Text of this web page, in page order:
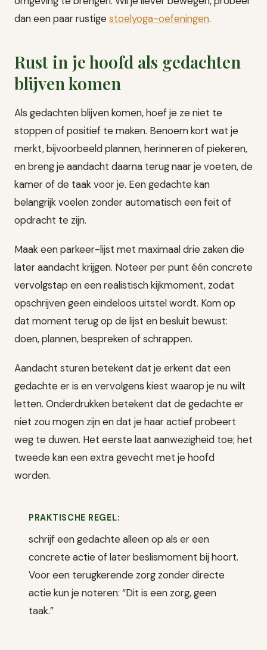
dan een paar rustigestoelyoga-oefeningen.
Rust in je hoofd als gedachten
blijven komen
Als gedachten blijven komen, hoef je ze niet te
stoppen of positief te maken. Benoem kort wat je
merkt, bijvoorbeeld plannen, herinneren of piekeren,
en breng je aandacht daarna terug naar je voeten, de
kamer of de taak voor je. Een gedachte kan
belangrijk voelen zonder automatisch een feit of
opdracht te zijn.
Maak een parkeer-lijst met maximaal drie zaken die
later aandacht krijgen. Noteer per punt één concrete
vervolgstap en een realistisch kijkmoment, zodat
opschrijven geen eindeloos uitstel wordt. Kom op
dat moment terug op de lijst en besluit bewust:
doen, plannen, bespreken of schrappen.
Aandacht sturen betekent dat je erkent dat een
gedachte er is en vervolgens kiest waarop je nu wilt
letten. Onderdrukken betekent dat de gedachte er
niet zou mogen zijn en dat je haar actief probeert
weg te duwen. Het eerste laat aanwezigheid toe; het
tweede kan een extra gevecht met je hoofd
worden.
PRAKTISCHE REGEL:
schrijf een gedachte alleen op als er een
concrete actie of later beslismoment bij hoort.
Voor een terugkerende zorg zonder directe
actie kun je noteren: “Dit is een zorg, geen
taak.”